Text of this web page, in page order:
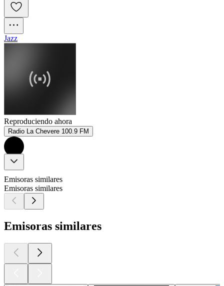
Jazz
Reproduciendo ahora
Radio La Chevere 100.9 FM
Emisoras similares
Emisoras similares
Emisoras similares